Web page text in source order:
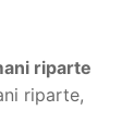
riparte
riparte,